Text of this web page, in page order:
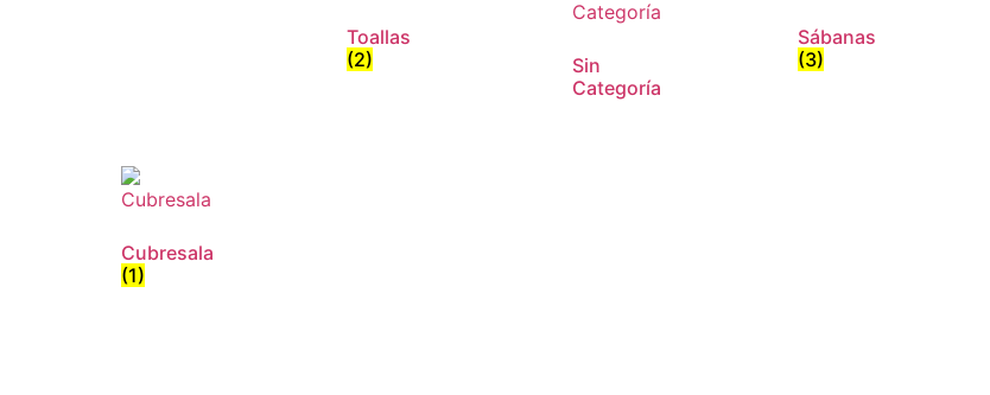
Toallas
(2)
Sin
Categoría
Sábanas
(3)
Cubresala
(1)